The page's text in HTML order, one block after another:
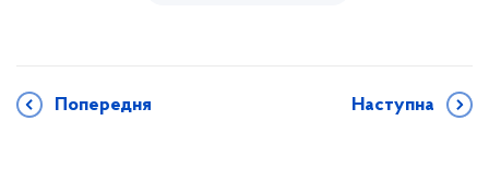
Попередня Наступна